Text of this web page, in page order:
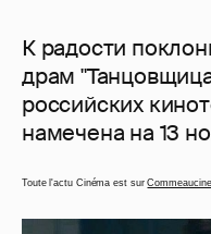
К радости
драм
российских
намечена на 13
Toute l'actu Cinéma est sur